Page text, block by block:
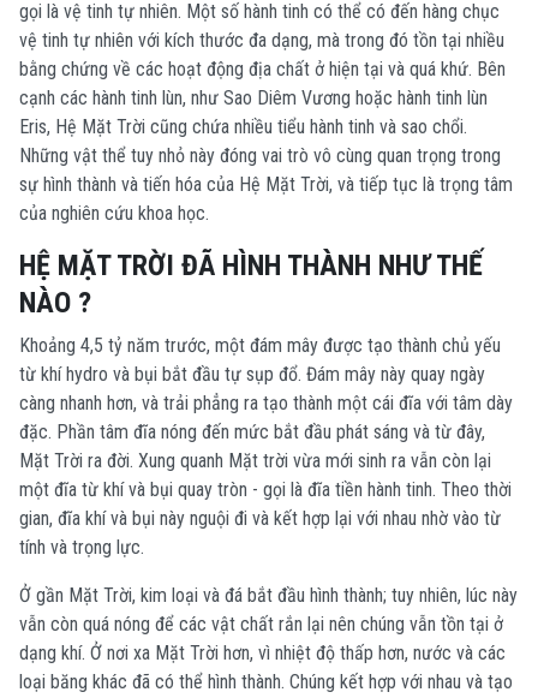
gọi là vệ tinh tự nhiên. Một số hành tinh có thể có đến hàng chục
vệ tinh tự nhiên với kích thước đa dạng, mà trong đó tồn tại nhiều
bằng chứng về các hoạt động địa chất ở hiện tại và quá khứ. Bên
cạnh các hành tinh lùn, như Sao Diêm Vương hoặc hành tinh lùn
Eris, Hệ Mặt Trời cũng chứa nhiều tiểu hành tinh và sao chổi.
Những vật thể tuy nhỏ này đóng vai trò vô cùng quan trọng trong
sự hình thành và tiến hóa của Hệ Mặt Trời, và tiếp tục là trọng tâm
của nghiên cứu khoa học.
HỆ MẶT TRỜI ĐÃ HÌNH THÀNH NHƯ THẾ
NÀO ?
Khoảng 4,5 tỷ năm trước, một đám mây được tạo thành chủ yếu
từ khí hydro và bụi bắt đầu tự sụp đổ. Đám mây này quay ngày
càng nhanh hơn, và trải phẳng ra tạo thành một cái đĩa với tâm dày
đặc. Phần tâm đĩa nóng đến mức bắt đầu phát sáng và từ đây,
Mặt Trời ra đời. Xung quanh Mặt trời vừa mới sinh ra vẫn còn lại
một đĩa từ khí và bụi quay tròn - gọi là đĩa tiền hành tinh. Theo thời
gian, đĩa khí và bụi này nguội đi và kết hợp lại với nhau nhờ vào từ
tính và trọng lực.
Ở gần Mặt Trời, kim loại và đá bắt đầu hình thành; tuy nhiên, lúc này
vẫn còn quá nóng để các vật chất rắn lại nên chúng vẫn tồn tại ở
dạng khí. Ở nơi xa Mặt Trời hơn, vì nhiệt độ thấp hơn, nước và các
loại băng khác đã có thể hình thành. Chúng kết hợp với nhau và tạo